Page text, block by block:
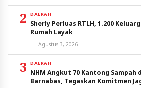
2 DAERAH
Sherly Perluas RTLH, 1.200
Rumah Layak
Agustus 3, 2026
3 DAERAH
NHM Angkut 70 Kantong Sampah
Barnabas, Tegaskan Komitmen